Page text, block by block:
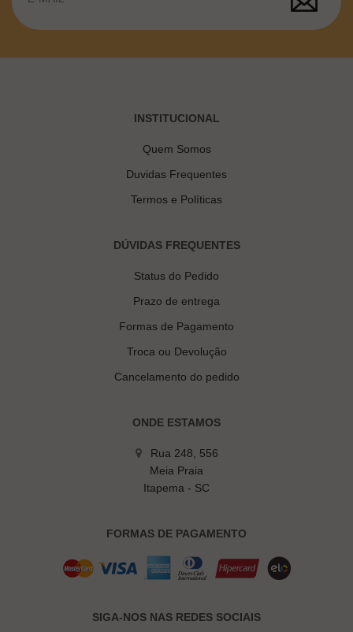
INSTITUCIONAL
Quem Somos
Duvidas Frequentes
Termos e Políticas
DÚVIDAS FREQUENTES
Status do Pedido
Prazo de entrega
Formas de Pagamento
Troca ou Devolução
Cancelamento do pedido
ONDE ESTAMOS
Rua 248, 556
Meia Praia
Itapema - SC
FORMAS DE PAGAMENTO
SIGA-NOS NAS REDES SOCIAIS